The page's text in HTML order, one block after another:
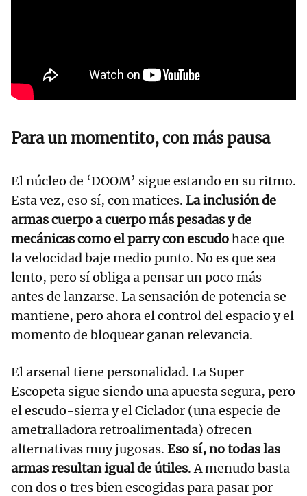
Para un momentito, con más pausa
El núcleo de ‘DOOM’ sigue estando en su ritmo.
Esta vez, eso sí, con matices. La inclusión de
armas cuerpo a cuerpo más pesadas y de
mecánicas como el parry con escudohace que
la velocidad baje medio punto. No es que sea
lento, pero sí obliga a pensar un poco más
antes de lanzarse. La sensación de potencia se
mantiene, pero ahora el control del espacio y el
momento de bloquear ganan relevancia.
El arsenal tiene personalidad. La Super
Escopeta sigue siendo una apuesta segura, pero
el escudo-sierra y el Ciclador (una especie de
ametralladora retroalimentada) ofrecen
alternativas muy jugosas. Eso sí, no todas las
armas resultan igual de útiles. A menudo basta
con dos o tres bien escogidas para pasar por